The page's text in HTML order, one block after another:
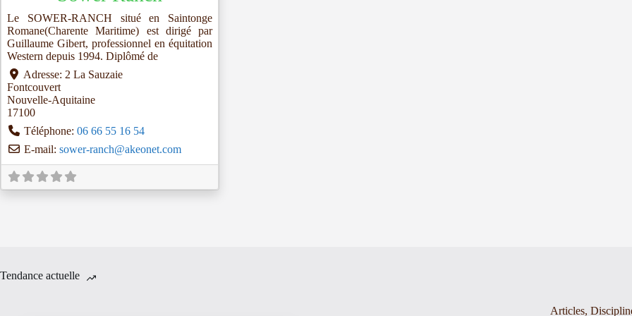
Le SOWER-RANCH situé en Saintonge
Romane(Charente Maritime) est dirigé par
Guillaume Gibert, professionnel en équitation
Western depuis 1994. Diplômé de
Adresse: 2 La Sauzaie
Fontcouvert
Nouvelle-Aquitaine
17100
Téléphone: 06 66 55 16 54
E-mail: sower-ranch@akeonet.com
Tendance actuelle
Articles,